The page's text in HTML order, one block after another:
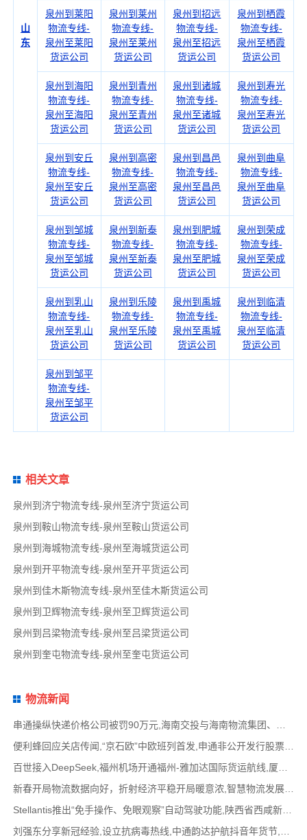
山
东
泉州到莱阳
物流专线-
泉州至莱阳
货运公司
泉州到莱州
物流专线-
泉州至莱州
货运公司
泉州到招远
物流专线-
泉州至招远
货运公司
泉州到栖霞
物流专线-
泉州至栖霞
货运公司
泉州到海阳
物流专线-
泉州至海阳
货运公司
泉州到青州
物流专线-
泉州至青州
货运公司
泉州到诸城
物流专线-
泉州至诸城
货运公司
泉州到寿光
物流专线-
泉州至寿光
货运公司
泉州到安丘
物流专线-
泉州至安丘
货运公司
泉州到高密
物流专线-
泉州至高密
货运公司
泉州到昌邑
物流专线-
泉州至昌邑
货运公司
泉州到曲阜
物流专线-
泉州至曲阜
货运公司
泉州到邹城
物流专线-
泉州至邹城
货运公司
泉州到新泰
物流专线-
泉州至新泰
货运公司
泉州到肥城
物流专线-
泉州至肥城
货运公司
泉州到荣成
物流专线-
泉州至荣成
货运公司
泉州到乳山
物流专线-
泉州至乳山
货运公司
泉州到乐陵
物流专线-
泉州至乐陵
货运公司
泉州到禹城
物流专线-
泉州至禹城
货运公司
泉州到临清
物流专线-
泉州至临清
货运公司
泉州到邹平
物流专线-
泉州至邹平
货运公司
相关文章
泉州到济宁物流专线-泉州至济宁货运公司
泉州到鞍山物流专线-泉州至鞍山货运公司
泉州到海城物流专线-泉州至海城货运公司
泉州到开平物流专线-泉州至开平货运公司
泉州到佳木斯物流专线-泉州至佳木斯货运公司
泉州到卫辉物流专线-泉州至卫辉货运公司
泉州到吕梁物流专线-泉州至吕梁货运公司
泉州到奎屯物流专线-泉州至奎屯货运公司
物流新闻
串通操纵快递价格公司被罚90万元,海南交投与海南物流集团、中国移动海南公司签署战略合作
便利蜂回应关店传闻,“京石欧”中欧班列首发,申通非公开发行股票方案失效,老挝中通和老挝
百世接入DeepSeek,福州机场开通福州-雅加达国际货运航线,厦门拟立法保障网约配送员劳动权益
新春开局物流数据向好，折射经济平稳开局暖意浓,智慧物流发展迅猛，新一代信息技术深度融
Stellantis推出“免手操作、免眼观察”自动驾驶功能,陕西省西咸新区公示首批智能网联道路测试
刘强东分享新冠经验,设立抗病毒热线,中通韵达护航抖音年货节,圆通再添一架新货机,官方最新